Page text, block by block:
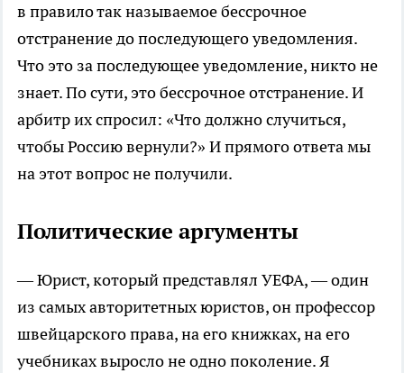
в правило так называемое бессрочное
отстранение до последующего уведомления.
Что это за последующее уведомление, никто не
знает. По сути, это бессрочное отстранение. И
арбитр их спросил: «Что должно случиться,
чтобы Россию вернули?» И прямого ответа мы
на этот вопрос не получили.
Политические аргументы
— Юрист, который представлял УЕФА, — один
из самых авторитетных юристов, он профессор
швейцарского права, на его книжках, на его
учебниках выросло не одно поколение. Я